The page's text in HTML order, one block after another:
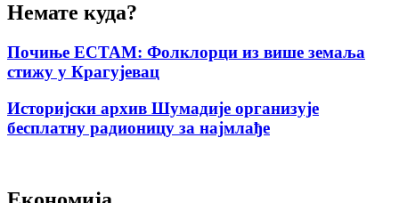
Немате куда?
Почиње ЕСТАМ: Фолклорци из више земаља
стижу у Крагујевац
Историјски архив Шумадије организује
бесплатну радионицу за најмлађе